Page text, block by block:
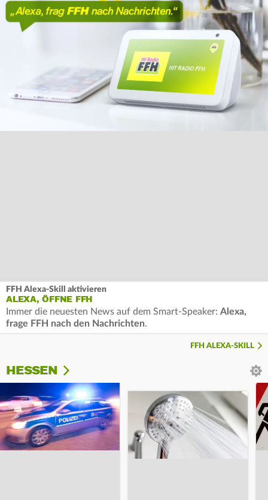
FFH Alexa-Skill aktivieren
ALEXA, ÖFFNE FFH
Immer die neuesten News auf dem Smart-Speaker: Alexa,
frage FFH nach den Nachrichten.
FFH ALEXA-SKILL
HESSEN